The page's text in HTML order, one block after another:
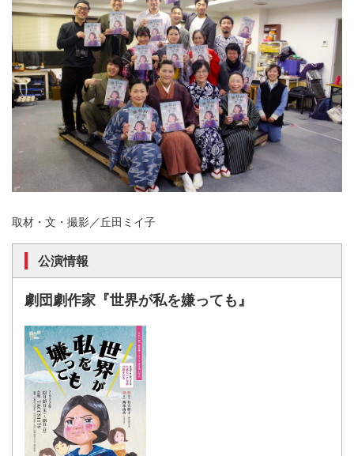
取材・文・撮影／丘田ミイ子
公演情報
劇団劇作家『世界が私を嫌っても』